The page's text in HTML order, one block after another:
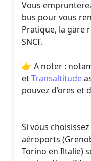
Vous
bus pour vous
Pratique, la gare
SNCF.
👉 A noter :
etTransaltitude
pouvez d’ores et
Si vous
aéroports
Torino en Iltalie)